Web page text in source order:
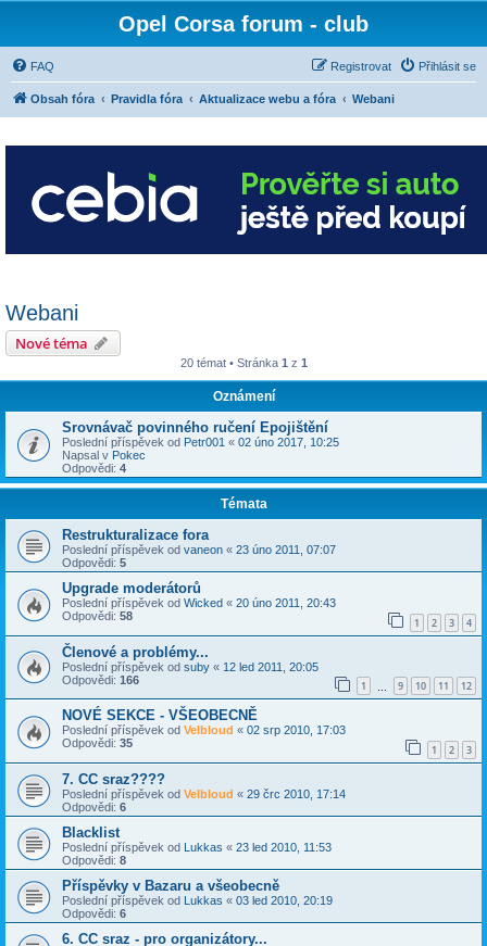
Opel Corsa forum - club
FAQ Přihlásit se
Registrovat
Obsah fóra Pravidla fóra Aktualizace webu a fóra Webani
Webani
Nové téma
20 témat • Stránka 1 z 1
Oznámení
Srovnávač povinného ručení Epojištění
Poslední příspěvek od Petr001 « 02 úno 2017, 10:25
Napsal v Pokec
Odpovědi: 4
Témata
Restrukturalizace fora
Poslední příspěvek od vaneon « 23 úno 2011, 07:07
Odpovědi: 5
Upgrade moderátorů
Poslední příspěvek od Wicked « 20 úno 2011, 20:43
Odpovědi: 58 1 2 3 4
Členové a problémy...
Poslední příspěvek od suby « 12 led 2011, 20:05
Odpovědi: 166 1 9 10 11 12
NOVÉ SEKCE - VŠEOBECNĚ
Poslední příspěvek od Velbloud « 02 srp 2010, 17:03
Odpovědi: 35 1 2 3
7. CC sraz????
Poslední příspěvek od Velbloud « 29 črc 2010, 17:14
Odpovědi: 6
Blacklist
Poslední příspěvek od Lukkas « 23 led 2010, 11:53
Odpovědi: 8
Příspěvky v Bazaru a všeobecně
Poslední příspěvek od Lukkas « 03 led 2010, 20:19
Odpovědi: 6
6. CC sraz - pro organizátory...